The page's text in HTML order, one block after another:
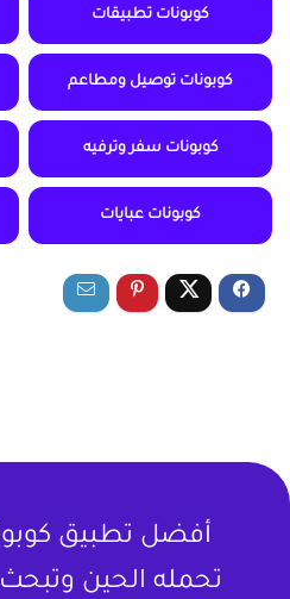
كوبونات تطبيقات
كوبونات توصيل ومطاعم
كوبونات سفر وترفيه
كوبونات عبايات
أفضل تطبيق
تحمله الحين